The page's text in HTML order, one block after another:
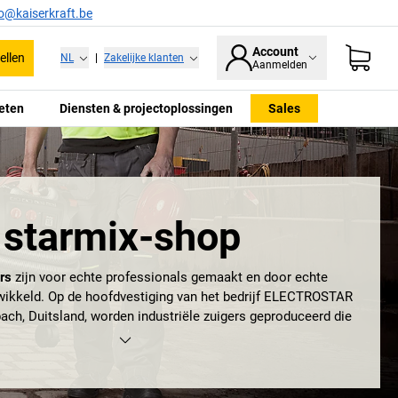
NL Zakelijke klanten Account
Aanmelden
Diensten & projectoplossingen Sales
starmix-shop
zijn voor echte professionals gemaakt en door echte
Op de hoofdvestiging van het bedrijf ELECTROSTAR
Duitsland, worden industriële zuigers geproduceerd die
werkplaatszuigers
Germany’.